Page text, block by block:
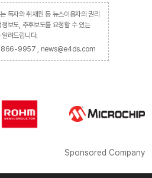
독자와 취재원 등 뉴스이용자의 권리
보도, 추후보도를 요청할 수 있는
려드립니다.
866-9957 , news@e4ds.com
Sponsored Company